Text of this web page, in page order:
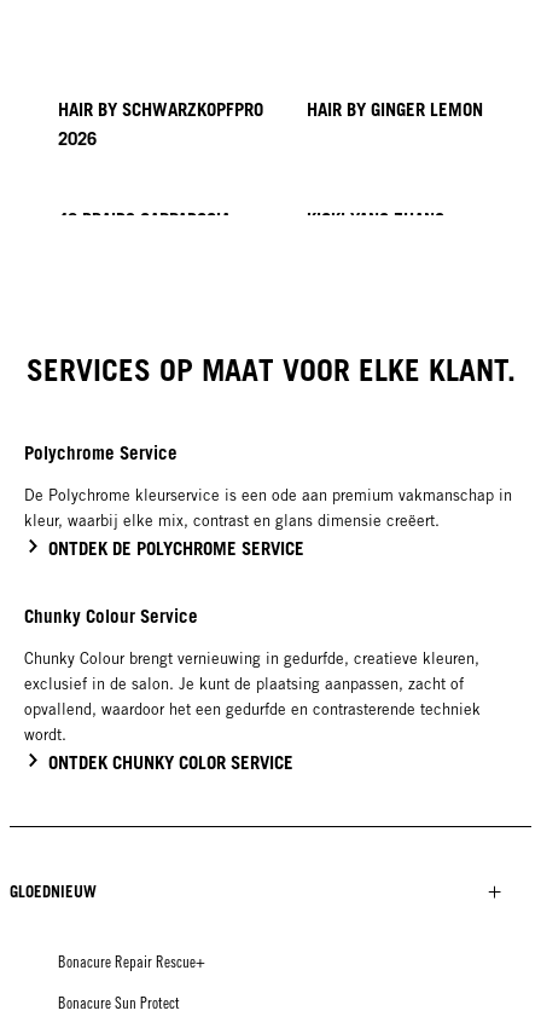
HAIR BY SCHWARZKOPFPRO
2026
HAIR BY GINGER LEMON
40 BRAIDS CAPPADOCIA KICKI YANG ZHANG
SERVICES OP MAAT VOOR ELKE KLANT.
Polychrome Service
De Polychrome kleurservice is een ode aan premium vakmanschap in
kleur, waarbij elke mix, contrast en glans dimensie creëert.
ONTDEK DE POLYCHROME SERVICE
Chunky Colour Service
Chunky Colour brengt vernieuwing in gedurfde, creatieve kleuren,
exclusief in de salon. Je kunt de plaatsing aanpassen, zacht of
opvallend, waardoor het een gedurfde en contrasterende techniek
wordt.
ONTDEK CHUNKY COLOR SERVICE
GLOEDNIEUW
Bonacure Repair Rescue+
Bonacure Sun Protect